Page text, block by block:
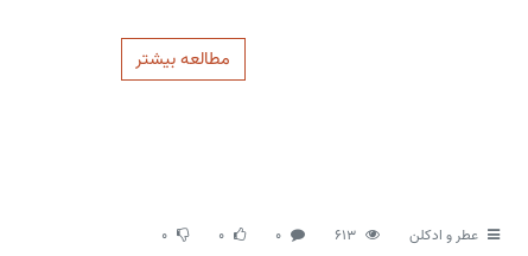
مطالعه بیشتر
عطر و ادکلن 613
0
0
0